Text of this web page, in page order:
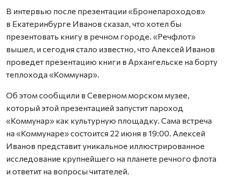
В интервью после презентации «Бронепароходов»
в Екатеринбурге Иванов сказал, что хотел бы
презентовать книгу в речном городе. «Речфлот»
вышел, и сегодня стало известно, что Алексей Иванов
проведет презентацию книги в Архангельске на борту
теплохода «Коммунар».
Об этом сообщили в Северном морском музее,
который этой презентацией запустит пароход
«Коммунар» как культурную площадку. Сама встреча
на «Коммунаре» состоится 22 июня в 19:00. Алексей
Иванов представит уникальное иллюстрированное
исследование крупнейшего на планете речного флота
и ответит на вопросы читателей.